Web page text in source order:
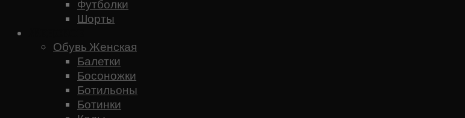
Футболки
Шорты
Обувь Женская
Балетки
Босоножки
Ботильоны
Ботинки